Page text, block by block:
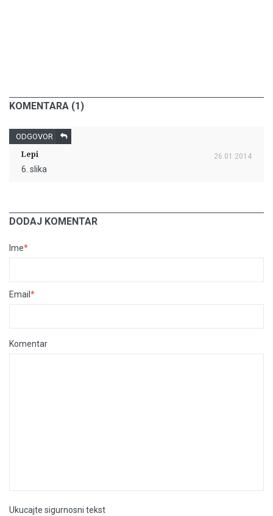
KOMENTARA (1)
ODGOVOR
Lepi 26.01.2014
6. slika
DODAJ KOMENTAR
Ime*
Email *
Komentar
Ukucajte sigurnosni tekst